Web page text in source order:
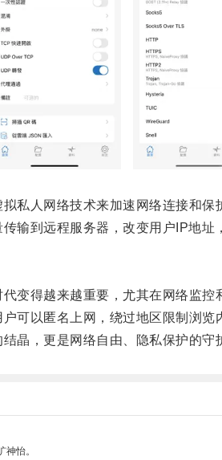
人网络技术来加速网络连接和保
到远程服务器，改变用户IP地址
得越来越重要，尤其在网络监控
以匿名上网，绕过地区限制浏览
，更是网络自由、隐私保护的守
怡。